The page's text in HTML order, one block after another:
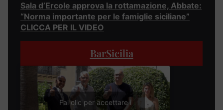
Sala d’Ercole approva la rottamazione, Abbate:
“Norma importante per le famiglie siciliane”
CLICCA PER IL VIDEO
BarSicilia
Fai clic per accettare i